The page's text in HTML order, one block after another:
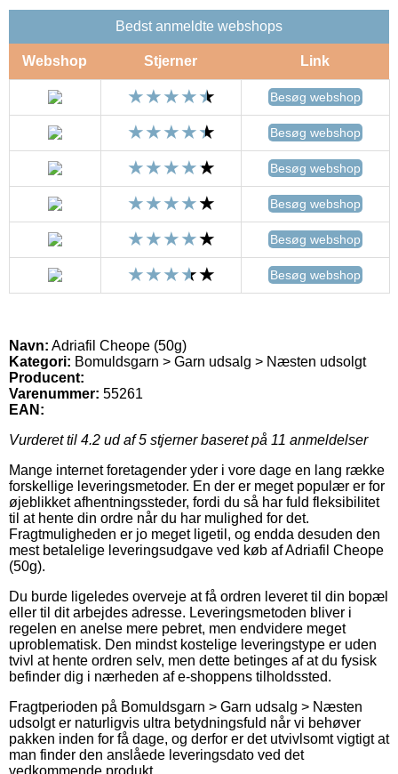
Bedst anmeldte webshops
Webshop Stjerner Link
Besøg webshop
Besøg webshop
Besøg webshop
Besøg webshop
Besøg webshop
Besøg webshop
Navn: Adriafil Cheope (50g)
Kategori: Bomuldsgarn > Garn udsalg > Næsten udsolgt
Producent:
Varenummer: 55261
EAN:
Vurderet til 4.2 ud af 5 stjerner baseret på 11 anmeldelser
Mange internet foretagender yder i vore dage en lang række
forskellige leveringsmetoder. En der er meget populær er for
øjeblikket afhentningssteder, fordi du så har fuld fleksibilitet
til at hente din ordre når du har mulighed for det.
Fragtmuligheden er jo meget ligetil, og endda desuden den
mest betalelige leveringsudgave ved køb af Adriafil Cheope
(50g).
Du burde ligeledes overveje at få ordren leveret til din bopæl
eller til dit arbejdes adresse. Leveringsmetoden bliver i
regelen en anelse mere pebret, men endvidere meget
uproblematisk. Den mindst kostelige leveringstype er uden
tvivl at hente ordren selv, men dette betinges af at du fysisk
befinder dig i nærheden af e-shoppens tilholdssted.
Fragtperioden på Bomuldsgarn > Garn udsalg > Næsten
udsolgt er naturligvis ultra betydningsfuld når vi behøver
pakken inden for få dage, og derfor er det utvivlsomt vigtigt at
man finder den anslåede leveringsdato ved det
vedkommende produkt.